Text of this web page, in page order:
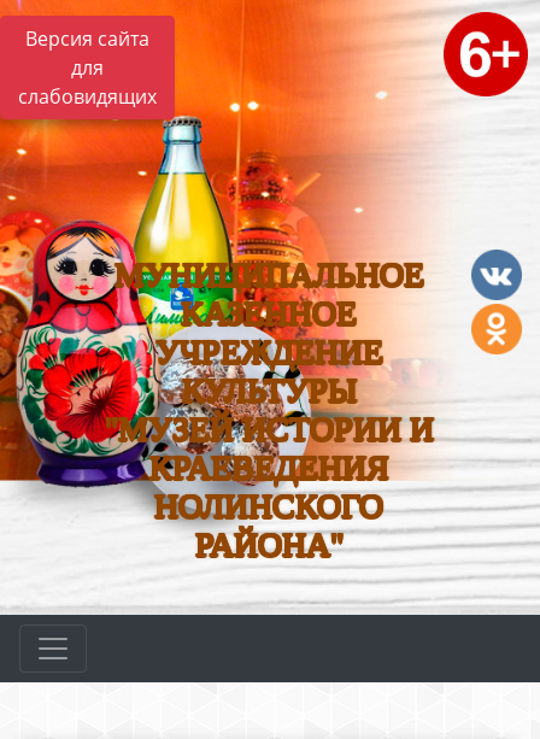
Версия сайта
для
слабовидящих
МУНИЦИПАЛЬНОЕ
КАЗЕННОЕ
УЧРЕЖДЕНИЕ
КУЛЬТУРЫ
"МУЗЕЙ ИСТОРИИ И
КРАЕВЕДЕНИЯ
НОЛИНСКОГО
РАЙОНА"